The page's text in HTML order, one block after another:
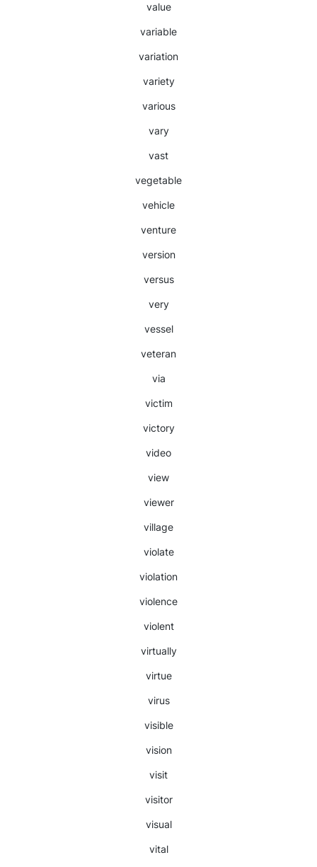
value
variable
variation
variety
various
vary
vast
vegetable
vehicle
venture
version
versus
very
vessel
veteran
via
victim
victory
video
view
viewer
village
violate
violation
violence
violent
virtually
virtue
virus
visible
vision
visit
visitor
visual
vital